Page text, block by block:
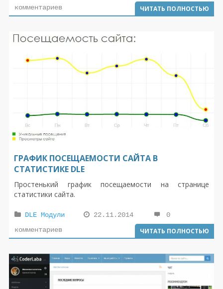
комментариев
ЧИТАТЬ ПОЛНОСТЬЮ
ГРАФИК ПОСЕЩАЕМОСТИ САЙТА В
СТАТИСТИКЕ DLE
Простенький график посещаемости на странице
статистики сайта.
DLE Модули 22.11.2014
0
комментариев
ЧИТАТЬ ПОЛНОСТЬЮ